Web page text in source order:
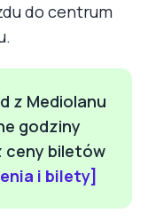
do centrum
z Mediolanu
godziny
ceny biletów
i bilety]